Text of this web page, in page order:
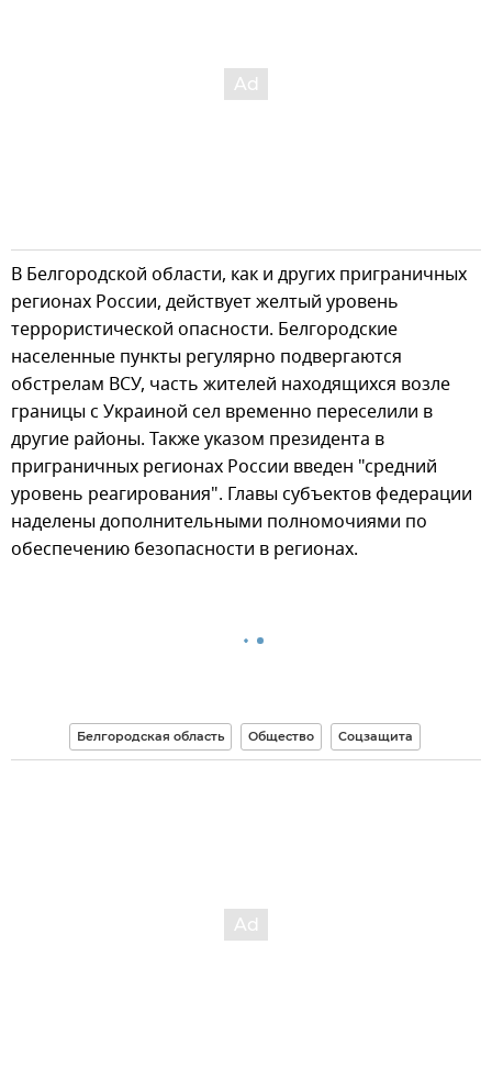
В Белгородской области, как и других приграничных
регионах России, действует желтый уровень
террористической опасности. Белгородские
населенные пункты регулярно подвергаются
обстрелам ВСУ, часть жителей находящихся возле
границы с Украиной сел временно переселили в
другие районы. Также указом президента в
приграничных регионах России введен "средний
уровень реагирования". Главы субъектов федерации
наделены дополнительными полномочиями по
обеспечению безопасности в регионах.
Белгородская область Общество Соцзащита